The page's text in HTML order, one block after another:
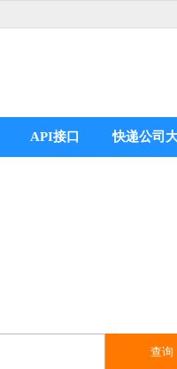
API接口 快递公司